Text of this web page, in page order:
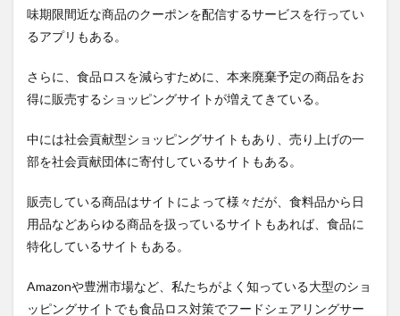
味期限間近な商品のクーポンを配信するサービスを行ってい
るアプリもある。
さらに、食品ロスを減らすために、本来廃棄予定の商品をお
得に販売するショッピングサイトが増えてきている。
中には社会貢献型ショッピングサイトもあり、売り上げの一
部を社会貢献団体に寄付しているサイトもある。
販売している商品はサイトによって様々だが、食料品から日
用品などあらゆる商品を扱っているサイトもあれば、食品に
特化しているサイトもある。
Amazonや豊洲市場など、私たちがよく知っている大型のショ
ッピングサイトでも食品ロス対策でフードシェアリングサー